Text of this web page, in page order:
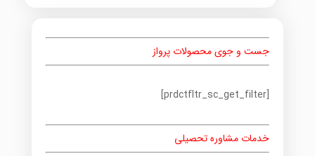
جست و جوی محصولات پرواز
[prdctfltr_sc_get_filter]
خدمات مشاوره تحصیلی